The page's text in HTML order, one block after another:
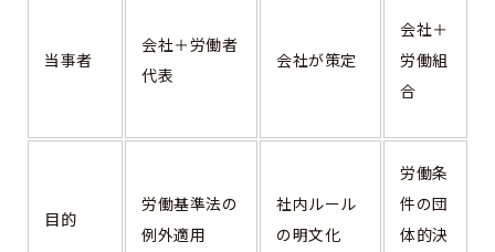
当事者
会社＋労働者
代表
会社が策定
会社＋
労働組
合
目的
労働基準法の
例外適用
社内ルール
の明文化
労働条
件の団
体的決